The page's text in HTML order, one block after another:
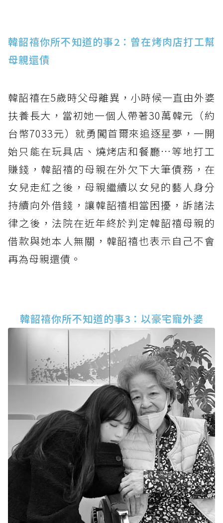
韓韶禧你所不知道的事2：曾在烤肉店打工幫
母親還債
韓韶禧在5歲時父母離異，小時候一直由外婆
扶養長大，當初她一個人帶著30萬韓元（約
台幣7033元）就勇闖首爾來追逐星夢，一開
始只能在玩具店、燒烤店和餐廳…等地打工
賺錢，韓韶禧的母親在外欠下大筆債務，在
女兒走紅之後，母親繼續以女兒的藝人身分
持續向外借錢，讓韓韶禧相當困擾，訴諸法
律之後，法院在近年終於判定韓韶禧母親的
借款與她本人無關，韓韶禧也表示自己不會
再為母親還債。
韓韶禧你所不知道的事3：以豪宅寵外婆